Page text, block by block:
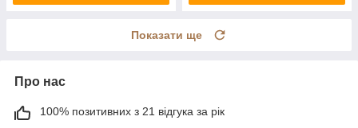
Показати ще
Про нас
100% позитивних з 21 відгука за рік